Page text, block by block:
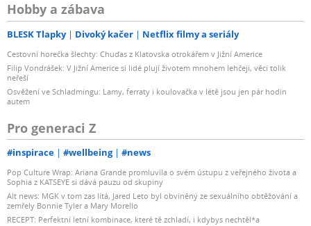
Hobby a zábava
BLESK Tlapky Divoký kačer Netflix filmy a seriály
Cestovní horečka šlechty: Chuďas z Klatovska otrokářem v Jižní Americe
Filip Vondrášek: V Jižní Americe si lidé plují životem mnohem lehčeji, věci tolik
neřeší
Osvěžení ve Schladmingu: Lamy, ferraty i koulovačka v létě jsou jen pár hodin
autem
Pro generaci Z
#inspirace #wellbeing #news
Pop Culture Wrap: Ariana Grande promluvila o svém ústupu z veřejného života a
Sophia z KATSEYE si dává pauzu od skupiny
Alt news: MGK v tom zas lítá, Jared Leto byl obviněný ze sexuálního obtěžování a
zemřely Bonnie Tyler a Mary Morello
RECEPT: Perfektní letní kombinace, které tě zchladí, i kdybys nechtěl*a